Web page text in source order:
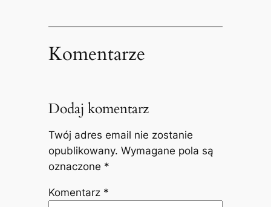
Komentarze
Dodaj komentarz
Twój adres email nie zostanie
opublikowany. Wymagane pola są
oznaczone *
Komentarz *